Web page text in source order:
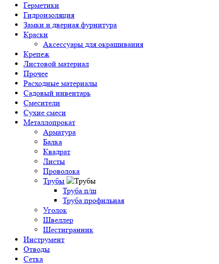
Герметики
Гидроизоляция
Замки и дверная фурнитура
Краски
Аксессуары для окрашивания
Крепеж
Листовой материал
Прочее
Расходные материалы
Садовый инвентарь
Смесители
Сухие смеси
Металлопрокат
Арматура
Балка
Квадрат
Листы
Проволока
Трубы
Труба п/ш
Труба профильная
Уголок
Швеллер
Шестигранник
Инструмент
Отводы
Сетка